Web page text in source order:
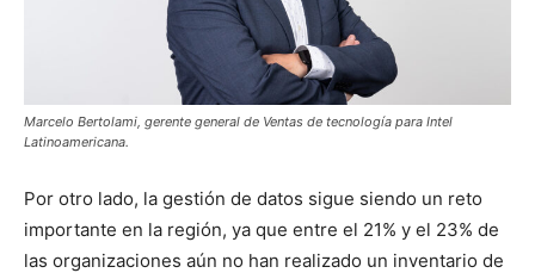
Marcelo Bertolami, gerente general de Ventas de tecnología para Intel
Latinoamericana.
Por otro lado, la gestión de datos sigue siendo un reto
importante en la región, ya que entre el 21% y el 23% de
las organizaciones aún no han realizado un inventario de